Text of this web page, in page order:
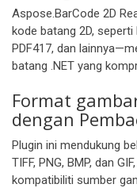
Aspose.BarCode 2D
kode batang 2D,
PDF417, dan
batang .NET yang
Format
dengan
Plugin ini mendukung
TIFF, PNG, BMP, dan
kompatibiliti sumber